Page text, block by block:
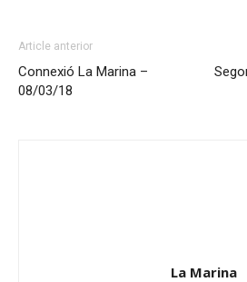
Article anterior
Connexió La Marina –
08/03/18
La Marina